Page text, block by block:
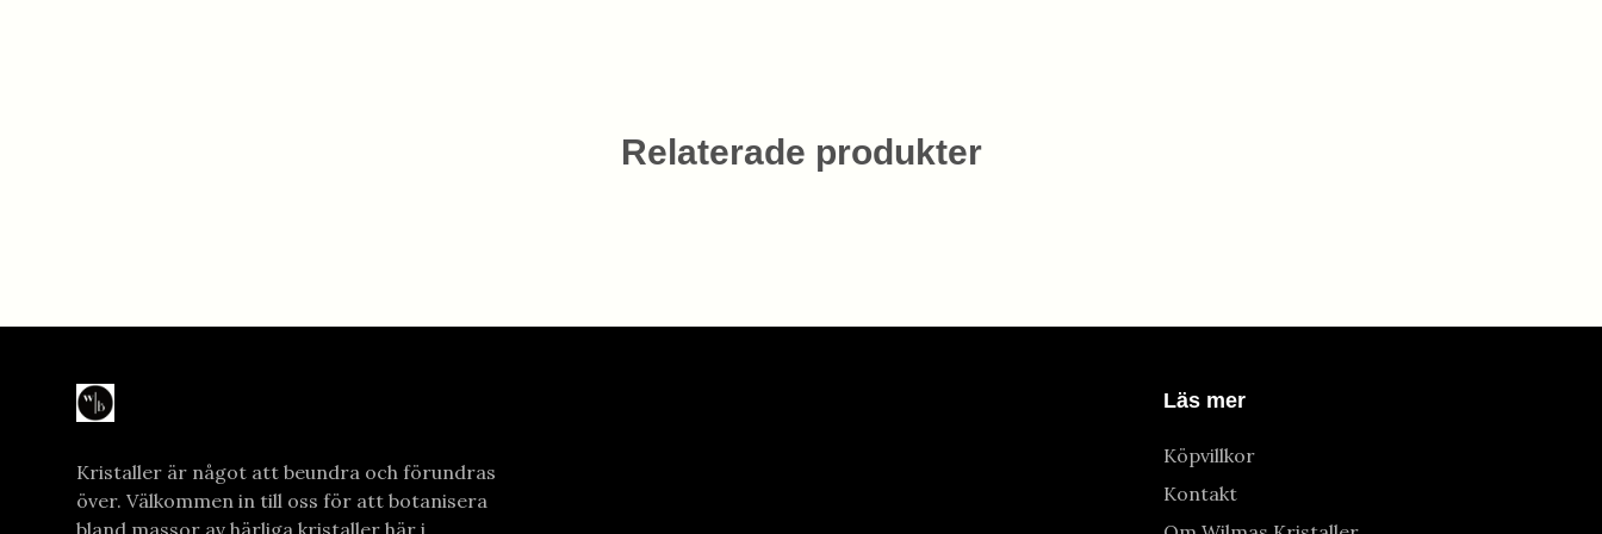
Relaterade produkter
Kristaller är något att beundra och förundras
över. Välkommen in till oss för att botanisera
bland massor av härliga kristaller här i
Läs mer
Köpvillkor
Kontakt